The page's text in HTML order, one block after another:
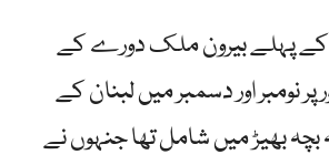
کے پہلے بیرون ملک دورے کے
اور دسمبر میں لبنان کے
بھیڑ میں شامل تھا جنہوں نے